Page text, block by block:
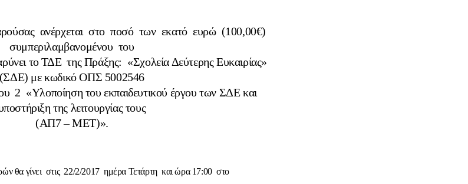
ανέρχεται στο ποσό των εκατό ευρώ (100,00€)
συμπεριλαμβανομένου του
το ΤΔΕ της Πράξης: «Σχολεία Δεύτερης Ευκαιρίας»
(ΣΔΕ) με κωδικό ΟΠΣ 5002546
2 «Υλοποίηση του εκπαιδευτικού έργου των ΣΔΕ και
της λειτουργίας τους
(ΑΠ7 – ΜΕΤ)».
θα γίνει στις 22/2/2017 ημέρα Τετάρτη και ώρα 17:00 στο